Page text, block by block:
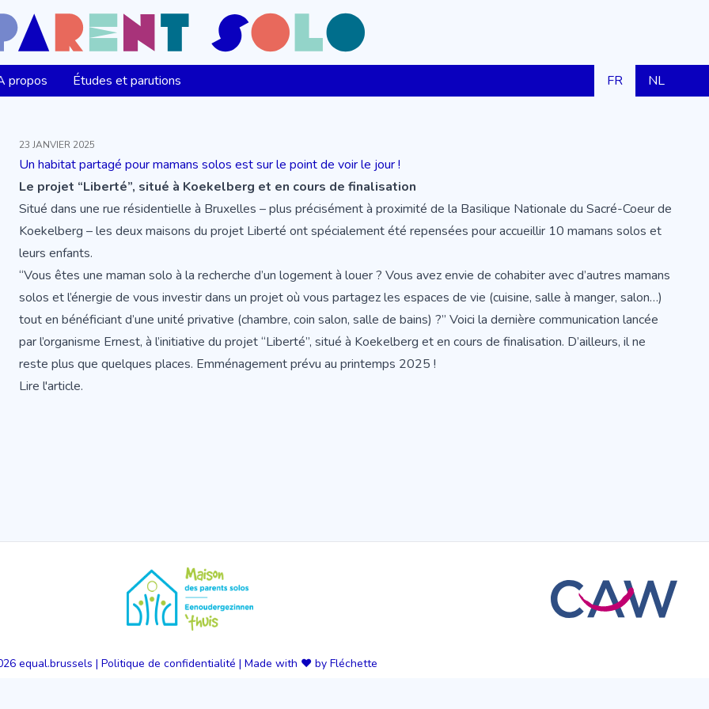
propos Études et parutions FR NL
23 JANVIER 2025
Un habitat partagé pour mamans solos est sur le point de voir le jour !
Le projet “Liberté”, situé à Koekelberg et en cours de finalisation
Situé dans une rue résidentielle à Bruxelles – plus précisément à proximité de la Basilique Nationale du Sacré-Coeur de
Koekelberg – les deux maisons du projet Liberté ont spécialement été repensées pour accueillir 10 mamans solos et
leurs enfants.
“Vous êtes une maman solo à la recherche d’un logement à louer ? Vous avez envie de cohabiter avec d’autres mamans
solos et l’énergie de vous investir dans un projet où vous partagez les espaces de vie (cuisine, salle à manger, salon…)
tout en bénéficiant d’une unité privative (chambre, coin salon, salle de bains) ?” Voici la dernière communication lancée
par l’organisme Ernest, à l’initiative du projet “Liberté”, situé à Koekelberg et en cours de finalisation. D’ailleurs, il ne
reste plus que quelques places. Emménagement prévu au printemps 2025 !
Lire l'article.
equal.brussels | Politique de confidentialité | Made with ❤️ by Fléchette